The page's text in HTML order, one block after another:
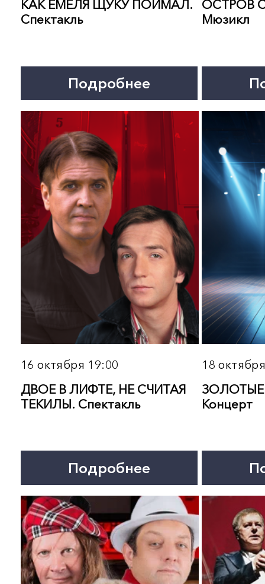
29 октября 19:00
ЛОВУШКА ДЛЯ ПАУЛЯ.
Спектакль
Подробнее
30 октября 19:00
КАРМЕН. Опера Театра
имени Сац
Подробнее
ИГОРЬ САРУХАНОВ. Концерт
«Лучшее за 40 лет»
Подробнее
ЗОЛОТЫЕ ХИТЫ
СОВЕТСКОЙ ЭСТРАДЫ.
Концерт
Подробнее